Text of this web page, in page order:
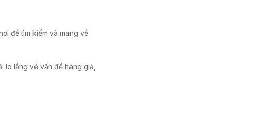
để tìm kiếm và mang về
lo lắng về vấn đề hàng giả,